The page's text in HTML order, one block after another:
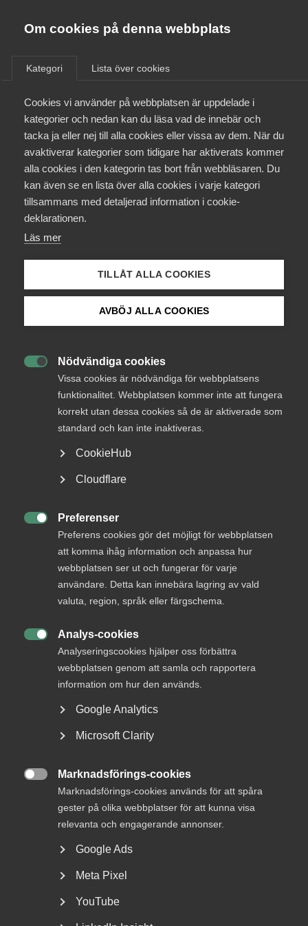
Om cookies på denna webbplats
Kategori Lista över cookies
Cookies vi använder på webbplatsen är uppdelade i
kategorier och nedan kan du läsa vad de innebär och
tacka ja eller nej till alla cookies eller vissa av dem. När du
avaktiverar kategorier som tidigare har aktiverats kommer
alla cookies i den kategorin tas bort från webbläsaren. Du
kan även se en lista över alla cookies i varje kategori
tillsammans med detaljerad information i cookie-
deklarationen.
Läs mer
TILLÅT ALLA COOKIES
AVBÖJ ALLA COOKIES
Nödvändiga cookies
Vissa cookies är nödvändiga för webbplatsens
funktionalitet. Webbplatsen kommer inte att fungera
korrekt utan dessa cookies så de är aktiverade som
standard och kan inte inaktiveras.
CookieHub
Cloudflare
Preferenser
Preferens cookies gör det möjligt för webbplatsen
att komma ihåg information och anpassa hur
webbplatsen ser ut och fungerar för varje
användare. Detta kan innebära lagring av vald
valuta, region, språk eller färgschema.
Analys-cookies
Analyseringscookies hjälper oss förbättra
webbplatsen genom att samla och rapportera
information om hur den används.
Google Analytics
Microsoft Clarity
Marknadsförings-cookies
Marknadsförings-cookies används för att spåra
gester på olika webbplatser för att kunna visa
relevanta och engagerande annonser.
Google Ads
Meta Pixel
YouTube
Almega Utbildning
Innovations­företagen
Kompetens­företagen
Medie­företagen
Säkerhets­företagen
Tåg­företagen
Om Almega
Aktuellt
Medlemskapet
Mina sidor
Kurser & utbildningar
Logga in på Arbetsgivarguiden
Sök på almega.se
Cookie-inställningar
Promemorian Golv för
statslåneräntan i
skattelagstiftningen
Status
Under bearbetning
15 augusti 2016
Läs remissen
arbetsliv
Jobb & karriär
Bli medlem
Rådgivning, hjälp och
Kontakta Almega
Arbetsgivarguiden
hjälper dig att göra rätt
Logga in
Bli medlem